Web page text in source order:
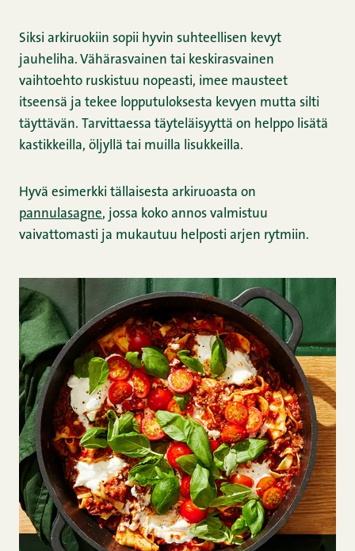
Siksi arkiruokiin sopii hyvin suhteellisen kevyt
jauheliha. Vähärasvainen tai keskirasvainen
vaihtoehto ruskistuu nopeasti, imee mausteet
itseensä ja tekee lopputuloksesta kevyen mutta silti
täyttävän. Tarvittaessa täyteläisyyttä on helppo lisätä
kastikkeilla, öljyllä tai muilla lisukkeilla.
Hyvä esimerkki tällaisesta arkiruoasta on
pannulasagne, jossa koko annos valmistuu
vaivattomasti ja mukautuu helposti arjen rytmiin.